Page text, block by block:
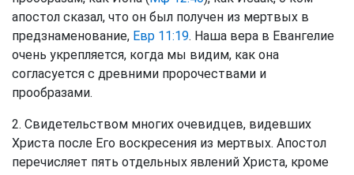
апостол сказал, что он был получен из мертвых в
предзнаменование, Евр 11:19. Наша вера в Евангелие
очень укрепляется, когда мы видим, как она
согласуется с древними пророчествами и
прообразами.
2. Свидетельством многих очевидцев, видевших
Христа после Его воскресения из мертвых. Апостол
перечисляет пять отдельных явлений Христа, кроме